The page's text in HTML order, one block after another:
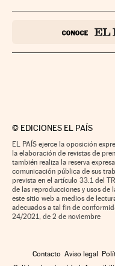
© EDICIONES EL PAÍS
EL PAÍS ejerce la oposición
la elaboración de revistas de
también realiza la reserva
comunicación pública de sus
prevista en el artículo 33.1 del
de las reproducciones y usos de
este sitio web a medios de
adecuados a tal fin de
24/2021, de 2 de noviembre
Contacto Aviso legal